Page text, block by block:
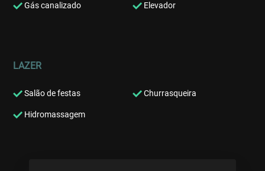
Gás canalizado Elevador
LAZER
Salão de festas Churrasqueira
Hidromassagem